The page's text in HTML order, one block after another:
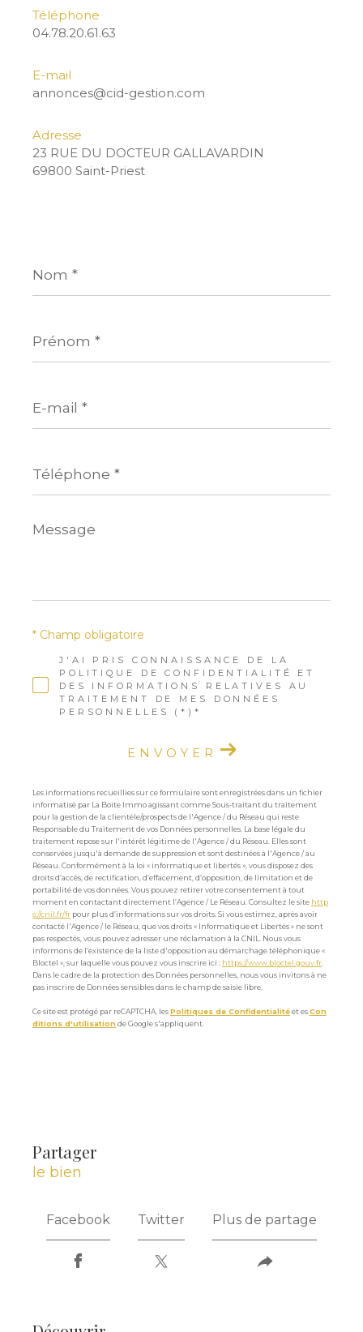
Téléphone
04.78.20.61.63
E-mail
annonces@cid-gestion.com
Adresse
23 RUE DU DOCTEUR GALLAVARDIN
69800 Saint-Priest
*
*
mail
*
*
Message
*
J'AI PRIS CONNAISSANCE DE LA
POLITIQUE DE CONFIDENTIALITÉ ET
DES INFORMATIONS RELATIVES AU
TRAITEMENT DE MES DONNÉES
PERSONNELLES (*)*
* Champ obligatoire
ENVOYER
Les informations recueillies sur ce formulaire sont enregistrées dans un fichier
informatisé par La Boite Immo agissant comme Sous-traitant du traitement
pour la gestion de la clientèle/prospects de l'Agence / du Réseau qui reste
Responsable du Traitement de vos Données personnelles. La base légale du
traitement repose sur l'intérêt légitime de l'Agence / du Réseau. Elles sont
conservées jusqu'à demande de suppression et sont destinées à l'Agence / au
Réseau. Conformément à la loi « informatique et libertés », vous disposez des
droits d’accès, de rectification, d’effacement, d’opposition, de limitation et de
portabilité de vos données. Vous pouvez retirer votre consentement à tout
moment en contactant directement l’Agence / Le Réseau. Consultez le site http
s://cnil.fr/fr pour plus d’informations sur vos droits. Si vous estimez, après avoir
contacté l'Agence / le Réseau, que vos droits « Informatique et Libertés » ne sont
pas respectés, vous pouvez adresser une réclamation à la CNIL. Nous vous
informons de l’existence de la liste d'opposition au démarchage téléphonique «
Bloctel », sur laquelle vous pouvez vous inscrire ici : https://www.bloctel.gouv.fr
Dans le cadre de la protection des Données personnelles, nous vous invitons à ne
pas inscrire de Données sensibles dans le champ de saisie libre.
Ce site est protégé par reCAPTCHA, lesPolitiques de Confidentialitéet esCon
ditions d'utilisation de Google s'appliquent.
partager
le bien
Facebook Twitter Plus de partage